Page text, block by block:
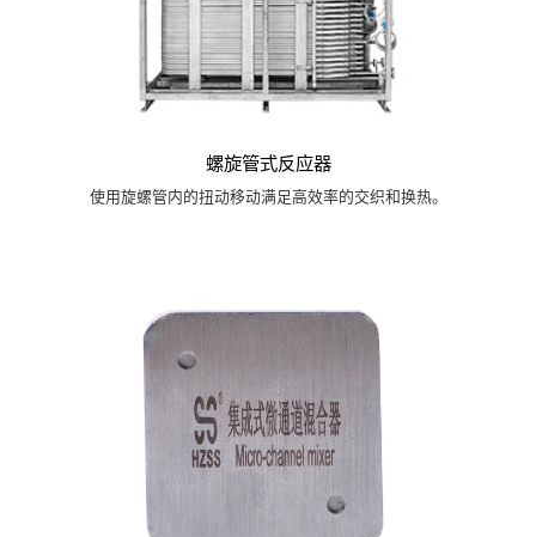
螺旋管式反应器
使用旋螺管内的扭动移动满足高效率的交织和换热。